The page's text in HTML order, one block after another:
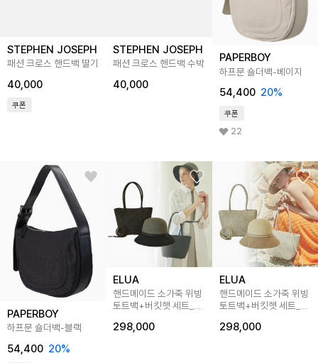
STEPHEN JOSEPH
패션 크로스 핸드백 딸기
40,000
쿠폰
STEPHEN JOSEPH
패션 크로스 핸드백 수박
40,000
PAPERBOY
하프문 숄더백-베이지
54,400 20%
쿠폰
22
PAPERBOY
하프문 숄더백-블랙
54,400 20%
ELUA
핸드메이드 소가죽 위빙
토트백+버킷햇 세트_
298,000
ELUA
핸드메이드 소가죽 위빙
토트백+버킷햇 세트_
298,000